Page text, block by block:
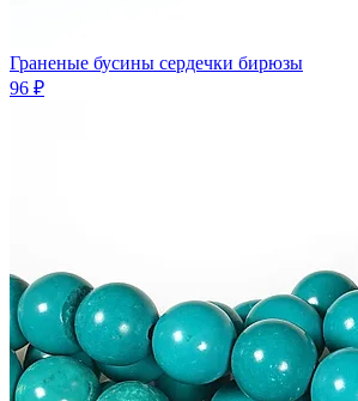
Граненые бусины сердечки бирюзы
96 ₽